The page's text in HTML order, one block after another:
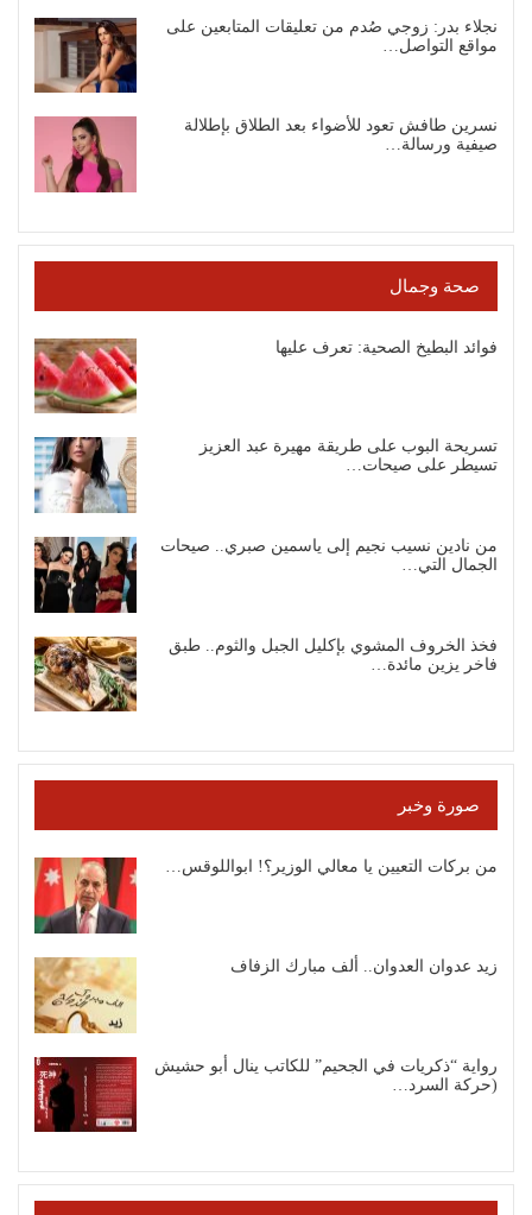
نجلاء بدر: زوجي صُدم من تعليقات المتابعين على
مواقع التواصل…
نسرين طافش تعود للأضواء بعد الطلاق بإطلالة
صيفية ورسالة…
صحة وجمال
فوائد البطيخ الصحية: تعرف عليها
تسريحة البوب على طريقة مهيرة عبد العزيز
تسيطر على صيحات…
من نادين نسيب نجيم إلى ياسمين صبري.. صيحات
الجمال التي…
فخذ الخروف المشوي بإكليل الجبل والثوم.. طبق
فاخر يزين مائدة…
صورة وخبر
من بركات التعيين يا معالي الوزير؟! ابواللوقس…
زيد عدوان العدوان.. ألف مبارك الزفاف
رواية “ذكريات في الجحيم” للكاتب ينال أبو حشيش
(حركة السرد…